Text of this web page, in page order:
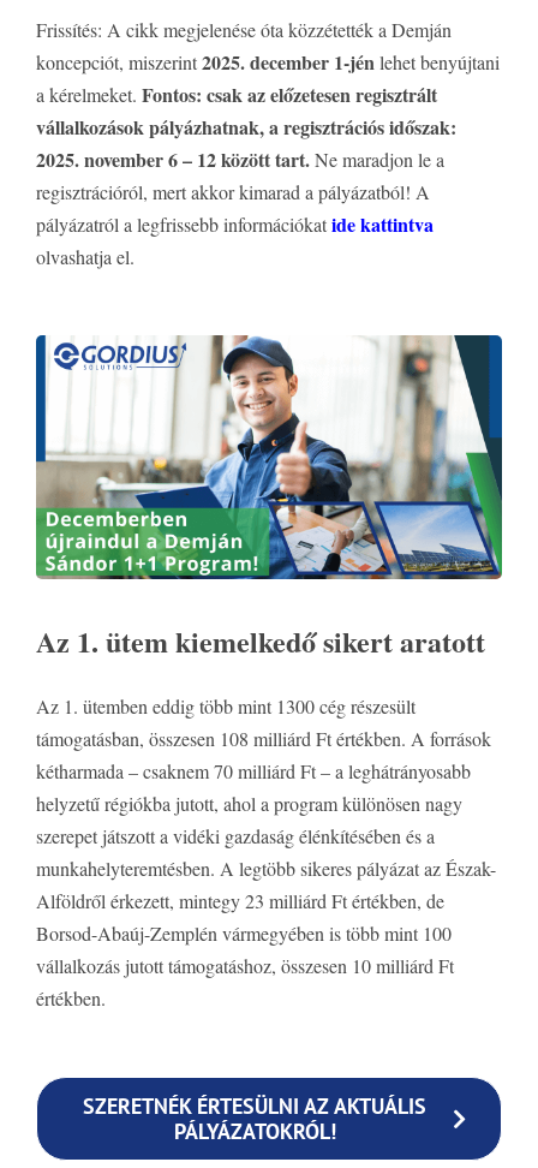
Frissítés: A cikk megjelenése óta közzétették a Demján
koncepciót, miszerint2025. december 1-jénlehet benyújtani
a kérelmeket. Fontos: csak az előzetesen regisztrált
vállalkozások pályázhatnak, a regisztrációs időszak:
2025. november 6 – 12 között tart.Ne maradjon le a
regisztrációról, mert akkor kimarad a pályázatból! A
pályázatról a legfrissebb információkatide kattintva
olvashatja el.
Az 1. ütem kiemelkedő sikert aratott
Az 1. ütemben eddig több mint 1300 cég részesült
támogatásban, összesen 108 milliárd Ft értékben. A források
kétharmada – csaknem 70 milliárd Ft – a leghátrányosabb
helyzetű régiókba jutott, ahol a program különösen nagy
szerepet játszott a vidéki gazdaság élénkítésében és a
munkahelyteremtésben. A legtöbb sikeres pályázat az Észak-
Alföldről érkezett, mintegy 23 milliárd Ft értékben, de
Borsod-Abaúj-Zemplén vármegyében is több mint 100
vállalkozás jutott támogatáshoz, összesen 10 milliárd Ft
értékben.
SZERETNÉK ÉRTESÜLNI AZ AKTUÁLIS
PÁLYÁZATOKRÓL!